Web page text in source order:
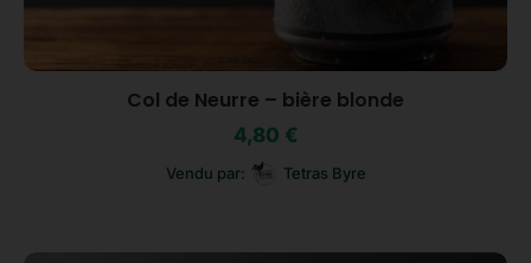
Col de Neurre – bière blonde
4,80 €
Vendu par: Tetras Byre